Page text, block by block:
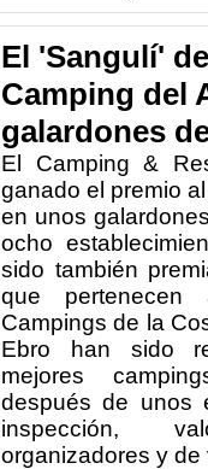
El 'Sangulí'
Camping del
galardones
El Camping &
ganado el premio
en unos
ocho
sido también
que
Campings de la
Ebro han sido
mejores
después de unos
inspección,
organizadores y